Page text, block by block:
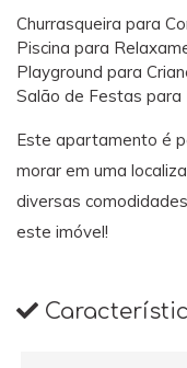
Churrasqueira para
Piscina para
Playground para
Salão de Festas para
Este apartamento é
morar em uma
diversas
este imóvel!